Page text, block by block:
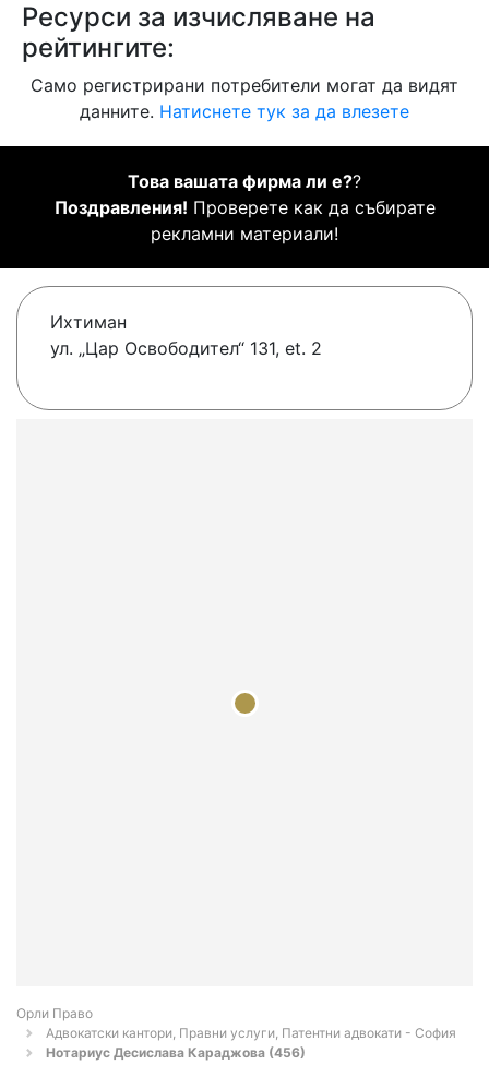
Ресурси за изчисляване на
рейтингите:
Само регистрирани потребители могат да видят
данните. Натиснете тук за да влезете
Това вашата фирма ли е??
Поздравления! Проверете как да събирате
рекламни материали!
Ихтиман
ул. „Цар Освободител“ 131, et. 2
Орли Право
Адвокатски кантори, Правни услуги, Патентни адвокати - София
Нотариус Десислава Караджова (456)